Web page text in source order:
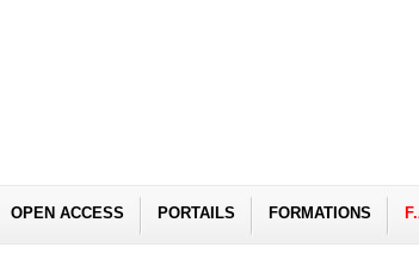
OPEN ACCESS PORTAILS FORMATIONS